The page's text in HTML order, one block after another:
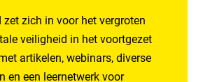
zet zich in voor het vergroten
veiligheid in het voortgezet
artikelen, webinars, diverse
en een leernetwerk voor